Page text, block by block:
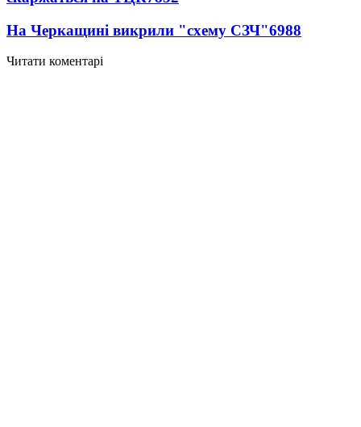
На Черкащині викрили "схему СЗЧ"6988
Читати коментарі